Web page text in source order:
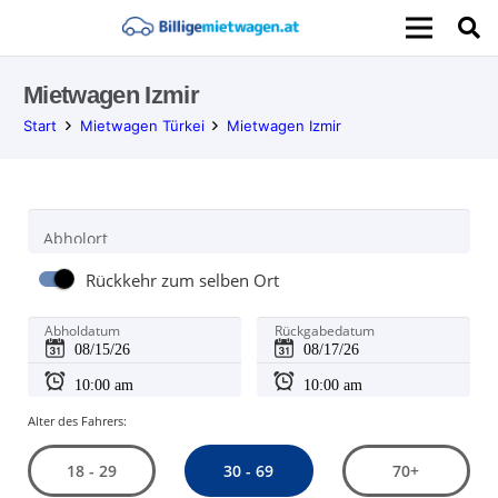
Mietwagen Izmir
Start Mietwagen Türkei Mietwagen Izmir
Abholort
Rückkehr zum selben Ort
Abholdatum Rückgabedatum
Alter des Fahrers:
18 - 29 30 - 69 70+